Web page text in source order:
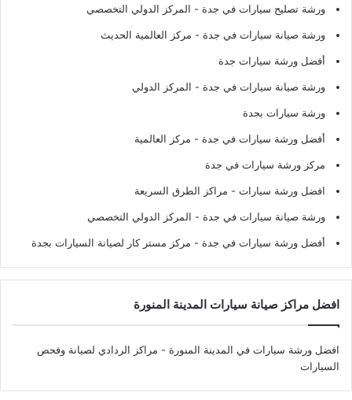
ورشة تصليح سيارات في جدة - المركز الدولي التخصصي
ورشة صيانة سيارات في جدة - مركز العالمية الحديث
أفضل ورشة سيارات جدة
ورشة صيانة سيارات في جدة - المركز الدولي
ورشة سيارات بجدة
أفضل ورشة سيارات في جدة - مركز العالمية
مركز ورشة سيارات في جدة
افضل ورشة سيارات - مراكز الطرق السريعة
ورشة صيانة سيارات في جدة - المركز الدولي التخصصي
أفضل ورشة سيارات في جدة - مركز مستر كار لصيانة السيارات بجدة
افضل مراكز صيانة سيارات المدينة المنورة
افضل ورشة سيارات في المدينة المنورة - مراكز الردادي لصيانة وفحص
السيارات